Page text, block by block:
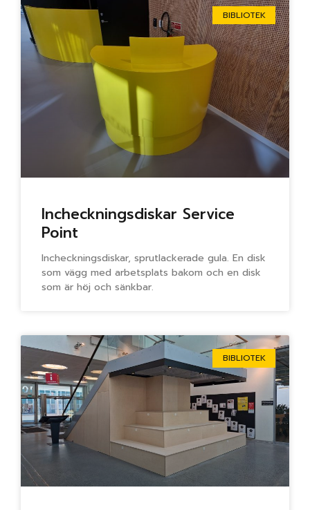
BIBLIOTEK
Incheckningsdiskar Service
Point
Incheckningsdiskar, sprutlackerade gula. En disk
som vägg med arbetsplats bakom och en disk
som är höj och sänkbar.
BIBLIOTEK